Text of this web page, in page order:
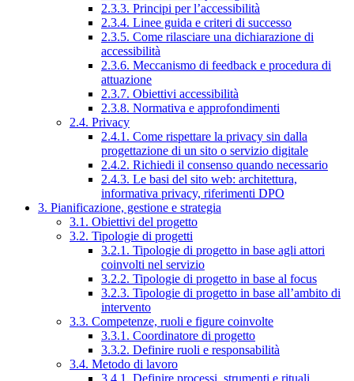
2.3.3. Principi per l’accessibilità
2.3.4. Linee guida e criteri di successo
2.3.5. Come rilasciare una dichiarazione di
accessibilità
2.3.6. Meccanismo di feedback e procedura di
attuazione
2.3.7. Obiettivi accessibilità
2.3.8. Normativa e approfondimenti
2.4. Privacy
2.4.1. Come rispettare la privacy sin dalla
progettazione di un sito o servizio digitale
2.4.2. Richiedi il consenso quando necessario
2.4.3. Le basi del sito web: architettura,
informativa privacy, riferimenti DPO
3. Pianificazione, gestione e strategia
3.1. Obiettivi del progetto
3.2. Tipologie di progetti
3.2.1. Tipologie di progetto in base agli attori
coinvolti nel servizio
3.2.2. Tipologie di progetto in base al focus
3.2.3. Tipologie di progetto in base all’ambito di
intervento
3.3. Competenze, ruoli e figure coinvolte
3.3.1. Coordinatore di progetto
3.3.2. Definire ruoli e responsabilità
3.4. Metodo di lavoro
3.4.1. Definire processi, strumenti e rituali